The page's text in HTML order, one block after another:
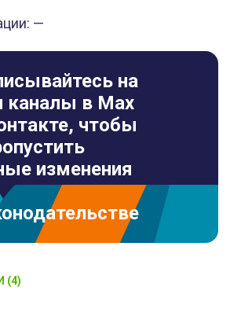
—
на
каналы в Max
чтобы
изменения
(4)